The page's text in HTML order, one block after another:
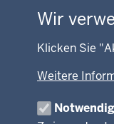
Wir
Klicken Sie
Weitere
Notwendig
Bauen